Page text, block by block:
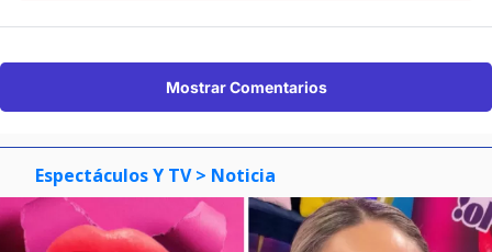
Mostrar Comentarios
Espectáculos Y TV > Noticia